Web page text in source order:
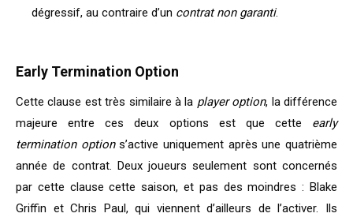
dégressif, au contraire d’un contrat non garanti.
Early Termination Option
Cette clause est très similaire à la player option, la différence
majeure entre ces deux options est que cette early
termination options’active uniquement après une quatrième
année de contrat. Deux joueurs seulement sont concernés
par cette clause cette saison, et pas des moindres : Blake
Griffin et Chris Paul, qui viennent d’ailleurs de l’activer. Ils